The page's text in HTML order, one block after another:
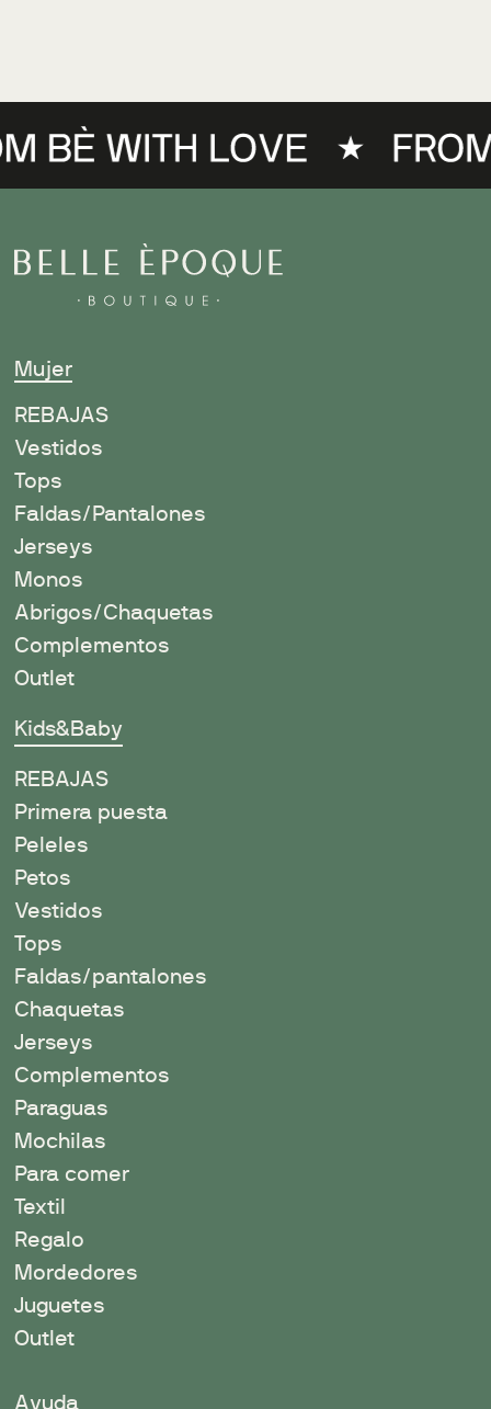
Mujer
REBAJAS
Vestidos
Tops
Faldas/Pantalones
Jerseys
Monos
Abrigos/Chaquetas
Complementos
Outlet
Kids&Baby
REBAJAS
Primera puesta
Peleles
Petos
Vestidos
Tops
Faldas/pantalones
Chaquetas
Jerseys
Complementos
Paraguas
Mochilas
Para comer
Textil
Regalo
Mordedores
Juguetes
Outlet
Ayuda